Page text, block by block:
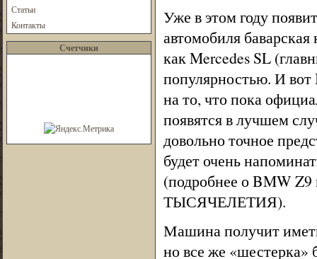
Статьи
Контакты
Счетчики
Уже в этом году
автомобиля
как Mercedes SL
популярностью. И вот
на то, что пока
появятся в лучшем
довольно точное
будет очень
(подробнее о BMW
ТЫСЯЧЕЛЕТИЯ).
Машина получит
но все же «шестерка»